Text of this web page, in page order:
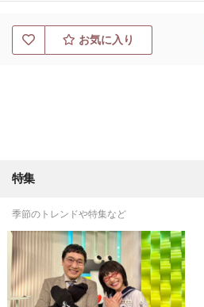
お気に入り
特集
季節のトレンドや特集など